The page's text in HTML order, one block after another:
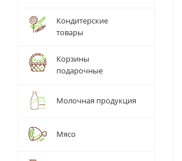
Кондитерские
товары
Корзины
подарочные
Молочная продукция
Мясо